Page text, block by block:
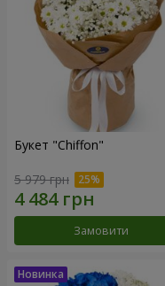
Букет "Chiffon"
5 979 грн
Замовити